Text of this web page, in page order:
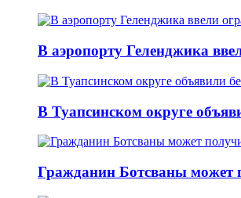
В аэропорту Геленджика
В Туапсинском округе
Гражданин Ботсваны может